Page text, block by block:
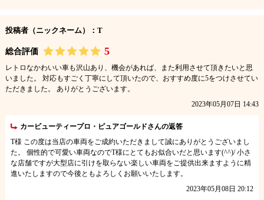
投稿者（ニックネーム）：T
総合評価 5
レトロなかわいい車も沢山あり、機会があれば、また利用させて頂きたいと思
いました。 対応もすごく丁寧にして頂いたので、おすすめ度に5をつけさせてい
ただきました。 ありがとうございます。
2023年05月07日 14:43
カービューティープロ・ピュアゴールドさんの返答
T様 この度は当店の車両をご成約いただきまして誠にありがとうございまし
た。 個性的で可愛い車両なのでT様にとてもお似合いだと思います(^^)/ 小さ
な店舗ですが大型店に引けを取らない楽しい車両をご提供出来ますように精
進いたしますので今後ともよろしくお願いいたします。
2023年05月08日 20:12